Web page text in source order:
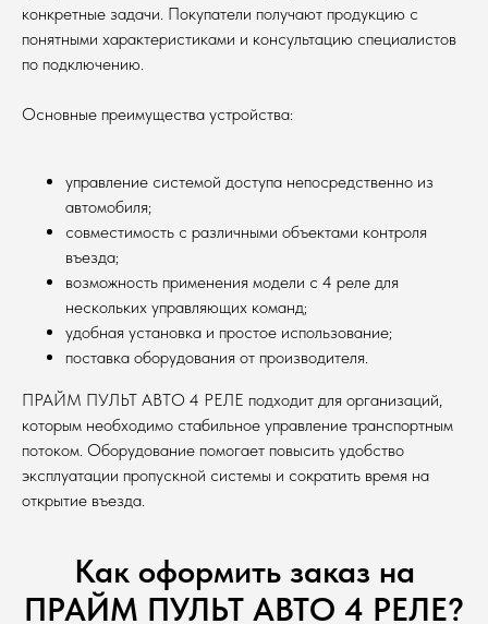
конкретные задачи. Покупатели получают продукцию с
понятными характеристиками и консультацию специалистов
по подключению.
Основные преимущества устройства:
управление системой доступа непосредственно из
автомобиля;
совместимость с различными объектами контроля
въезда;
возможность применения модели с 4 реле для
нескольких управляющих команд;
удобная установка и простое использование;
поставка оборудования от производителя.
ПРАЙМ ПУЛЬТ АВТО 4 РЕЛЕ подходит для организаций,
которым необходимо стабильное управление транспортным
потоком. Оборудование помогает повысить удобство
эксплуатации пропускной системы и сократить время на
открытие въезда.
Как оформить заказ на
ПРАЙМ ПУЛЬТ АВТО 4 РЕЛЕ?